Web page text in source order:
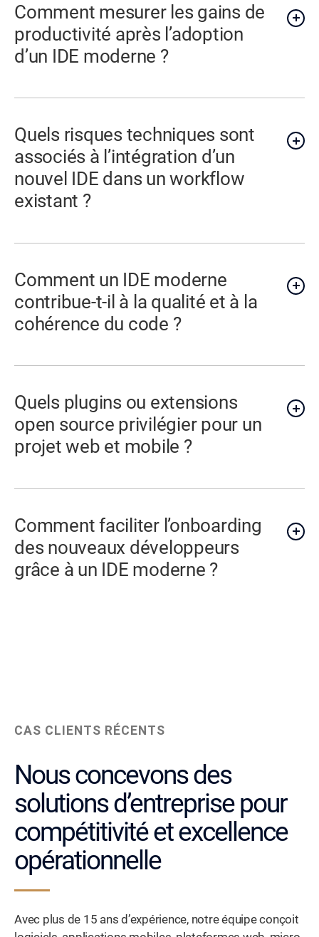
Comment mesurer les gains de
productivité après l’adoption
d’un IDE moderne ?
Quels risques techniques sont
associés à l’intégration d’un
nouvel IDE dans un workflow
existant ?
Comment un IDE moderne
contribue-t-il à la qualité et à la
cohérence du code ?
Quels plugins ou extensions
open source privilégier pour un
projet web et mobile ?
Comment faciliter l’onboarding
des nouveaux développeurs
grâce à un IDE moderne ?
CAS CLIENTS RÉCENTS
Nous concevons des
solutions d’entreprise pour
compétitivité et excellence
opérationnelle
Avec plus de 15 ans d’expérience, notre équipe conçoit